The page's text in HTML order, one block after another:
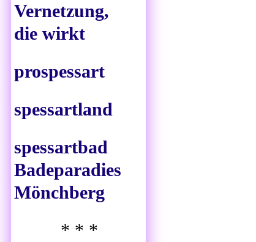
Vernetzung,
die wirkt
prospessart
spessartland
spessartbad
Badeparadies
Mönchberg
* * *